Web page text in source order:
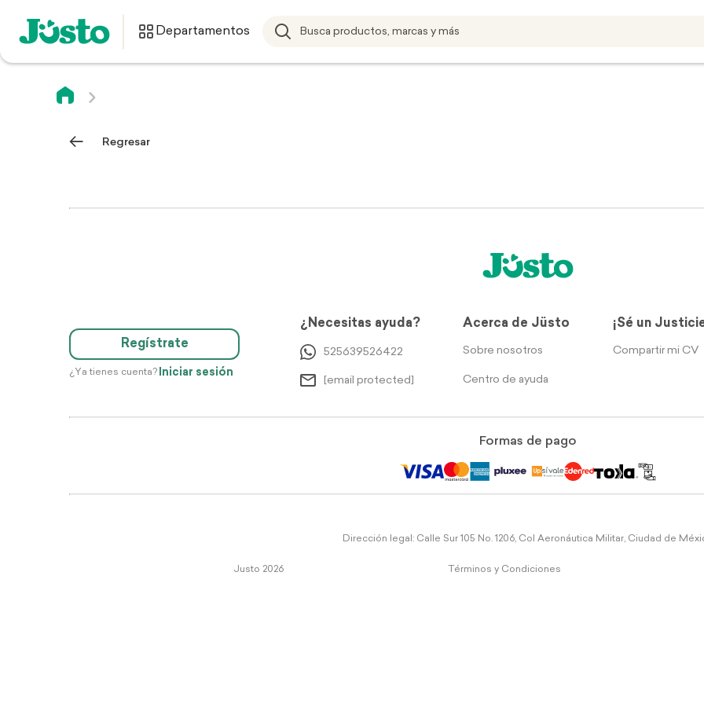
Departamentos
Regresar
Regístrate
¿Ya tienes cuenta? Iniciar sesión
¿Necesitas ayuda?
525639526422
[email protected]
Acerca de Jüsto
Sobre nosotros
Centro de ayuda
¡Sé un
Compartir mi CV
Formas de pago
Dirección legal: Calle Sur 105 No. 1206, Col Aeronáutica Militar, Ciudad de
Justo 2026 Términos y Condiciones